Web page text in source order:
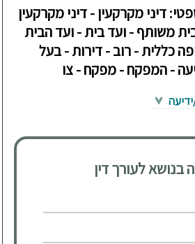
דיני מקרקעין - דיני מקרקעין
משותף - ועד בית - ועד הבית
כללית - רוב - דירות - בעל
- המפקח - מפקח - צו
לעורך דין